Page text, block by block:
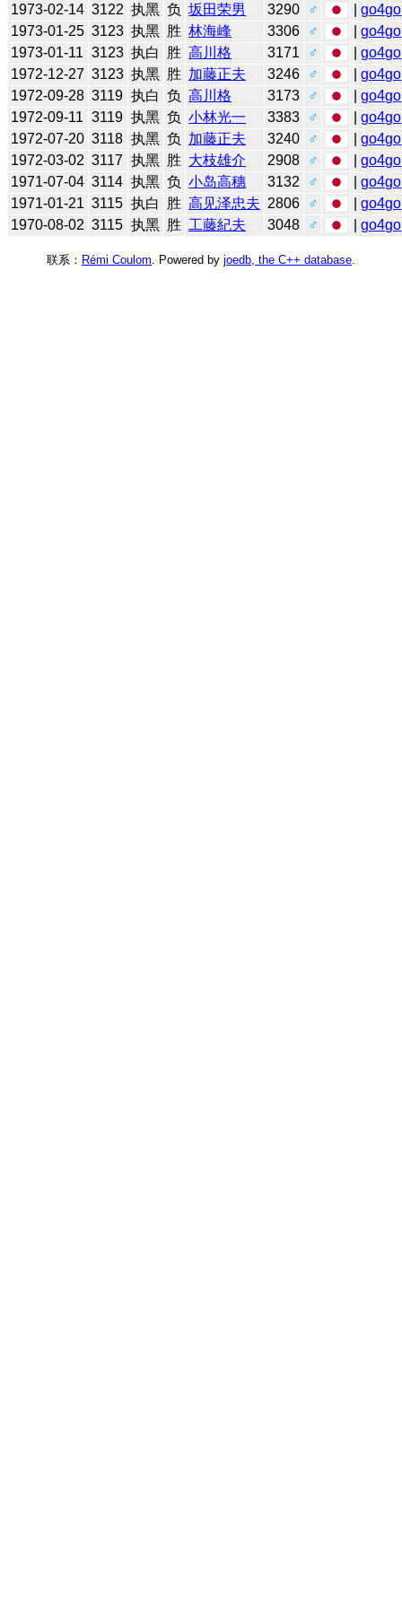
1973-02-14 3122 执黑 负 坂田荣男 3290 ♂ |go4go
1973-01-25 3123 执黑 胜 林海峰 3306 ♂ |go4go
1973-01-11 3123 执白 胜 高川格 3171 ♂ |go4go
1972-12-27 3123 执黑 胜 加藤正夫 3246 ♂ |go4go
1972-09-28 3119 执白 负 高川格 3173 ♂ |go4go
1972-09-11 3119 执黑 负 小林光一 3383 ♂ |go4go
1972-07-20 3118 执黑 负 加藤正夫 3240 ♂ |go4go
1972-03-02 3117 执黑 胜 大枝雄介 2908 ♂ |go4go
1971-07-04 3114 执黑 负 小岛高穗 3132 ♂ |go4go
1971-01-21 3115 执白 胜 高见泽忠夫 2806 ♂ |go4go
1970-08-02 3115 执黑 胜 工藤紀夫 3048 ♂ |go4go
联系： Rémi Coulom . Powered by joedb, the C++ database